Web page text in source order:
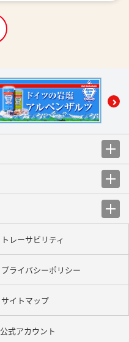
トレーサビリティ
プライバシーポリシー
サイトマップ
公式アカウント